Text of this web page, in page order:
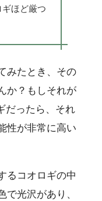
ほど厳つ
みたとき、その
か？もしそれが
だったら、それ
性が非常に高い
るコオロギの中
で光沢があり、